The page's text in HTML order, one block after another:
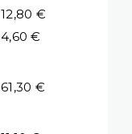
12,80 €
4,60 €
61,30 €